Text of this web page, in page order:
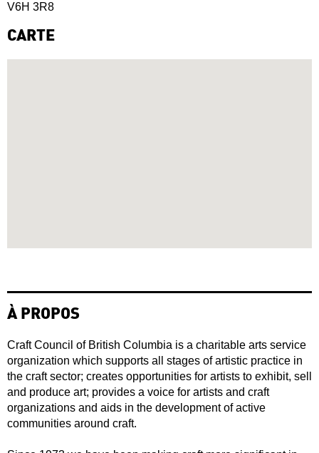
V6H 3R8
CARTE
À PROPOS
Craft Council of British Columbia is a charitable arts service
organization which supports all stages of artistic practice in
the craft sector; creates opportunities for artists to exhibit, sell
and produce art; provides a voice for artists and craft
organizations and aids in the development of active
communities around craft.